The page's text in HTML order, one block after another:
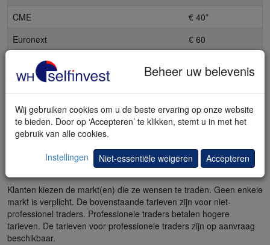
CME
€ 40*
Euronext
€ 60
ICE US Delayed
ICE US
€ 139
ICE Europe
€ 145
GRATIS Quotes pakketen ontvang gratis CME real-time
koersen en marktinformatie.
Klanten kiezen de markt(en) die ze wensen te traden. Geen enkele
markt is verplicht. De bovenstaande tarieven zijn voor niet-
professionel traders. Professionele traders betalen hogere
tarieven. De tarieven voor professionele traders zijn op aanvraag
beschikbaar.
Beheer uw belevenis
Wij gebruiken cookies om u de beste ervaring op onze website
te bieden. Door op ‘Accepteren’ te klikken, stemt u in met het
gebruik van alle cookies.
Instellingen
Niet-essentiële weigeren Accepteren